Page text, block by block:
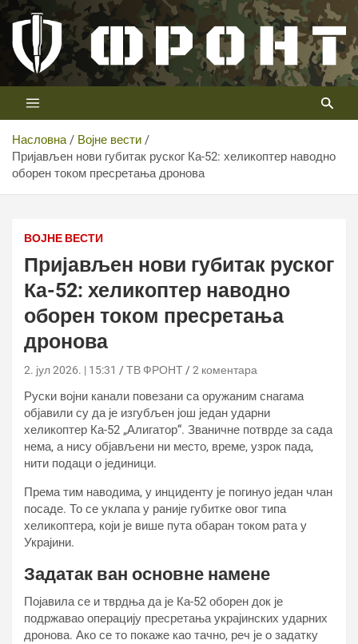
Скип
цонтент
Телевизија ФРОНТ
Први војни канал у Србији
Насловна
Војне вести
Пријављен нови губитак руског Ка-52: хеликоптер наводно
оборен током пресретања дронова
ВОЈНЕ ВЕСТИ
Пријављен нови губитак руског
Ка-52: хеликоптер наводно
оборен током пресретања
дронова
2. јул 2026. | 15:31 ТВ ФРОНТ 2 коментара
Руски војни канали повезани са оружаним снагама
објавили су да је изгубљен још један ударни
хеликоптер Ка-52 „Алигатор“. Званичне потврде за сада
нема, а нису објављени ни место, време, узрок пада,
нити подаци о јединици.
Према тим наводима, у инциденту је погинуо један члан
посаде. То се уклапа у раније губитке овог типа
хеликоптера, који је више пута обаран током рата у
Украјини.
Задатак ван основне намене
Појавила се и тврдња да је Ка-52 оборен док је
подржавао операцију пресретања украјинских ударних
дронова. Ако се то покаже као тачно, реч је о задатку